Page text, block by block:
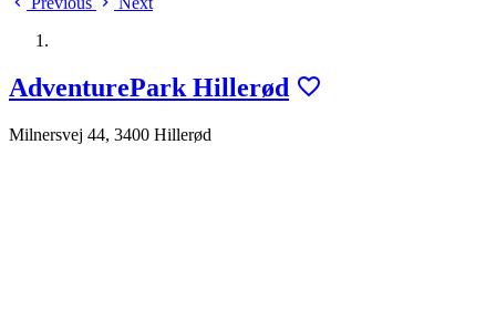
AdventurePark Hillerød
Milnersvej 44, 3400 Hillerød